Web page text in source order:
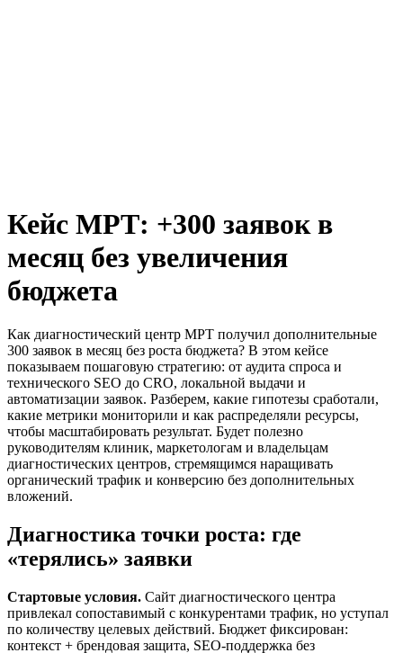
Кейс МРТ: +300 заявок в
месяц без увеличения
бюджета
Как диагностический центр МРТ получил дополнительные
300 заявок в месяц без роста бюджета? В этом кейсе
показываем пошаговую стратегию: от аудита спроса и
технического SEO до CRO, локальной выдачи и
автоматизации заявок. Разберем, какие гипотезы сработали,
какие метрики мониторили и как распределяли ресурсы,
чтобы масштабировать результат. Будет полезно
руководителям клиник, маркетологам и владельцам
диагностических центров, стремящимся наращивать
органический трафик и конверсию без дополнительных
вложений.
Диагностика точки роста: где
«терялись» заявки
Стартовые условия. Сайт диагностического центра
привлекал сопоставимый с конкурентами трафик, но уступал
по количеству целевых действий. Бюджет фиксирован:
контекст + брендовая защита, SEO-поддержка без